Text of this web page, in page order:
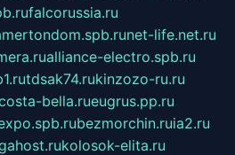
falcorussia.ru
net-life.net.ru
alliance-electro.spb.ru
tdsak74.rukinzozo-ru.ru
bella.rueugrus.pp.ru
bezmorchin.ruia2.ru
kolosok-elita.ru